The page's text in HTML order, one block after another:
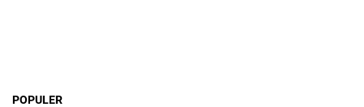
POPULER